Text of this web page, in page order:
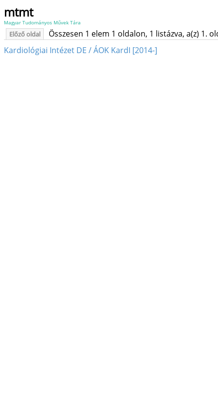
mtmt
Magyar Tudományos Művek Tára
Előző oldal
Összesen 1 elem 1 oldalon, 1 listázva, a(z) 1.
Kardiológiai Intézet DE / ÁOK KardI [2014-]